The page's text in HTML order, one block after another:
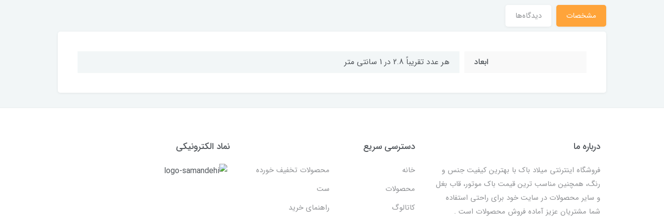
مشخصات دیدگاه‌ها
ابعاد هر عدد تقریباً 2.8 در 1 سانتی متر
درباره ما
فروشگاه اینترنتی میلاد باک با بهترین کیفیت جنس و
رنگ، همچنین مناسب ترین قیمت باک موتور، قاب بغل
و سایر محصولات در سایت خود برای راحتی استفاده
شما مشتریان عزیز آماده فروش محصولات است .
دسترسی سریع
خانه
محصولات تخفیف خورده
محصولات
ست
کاتالوگ
راهنمای خرید
نماد الکترونیکی